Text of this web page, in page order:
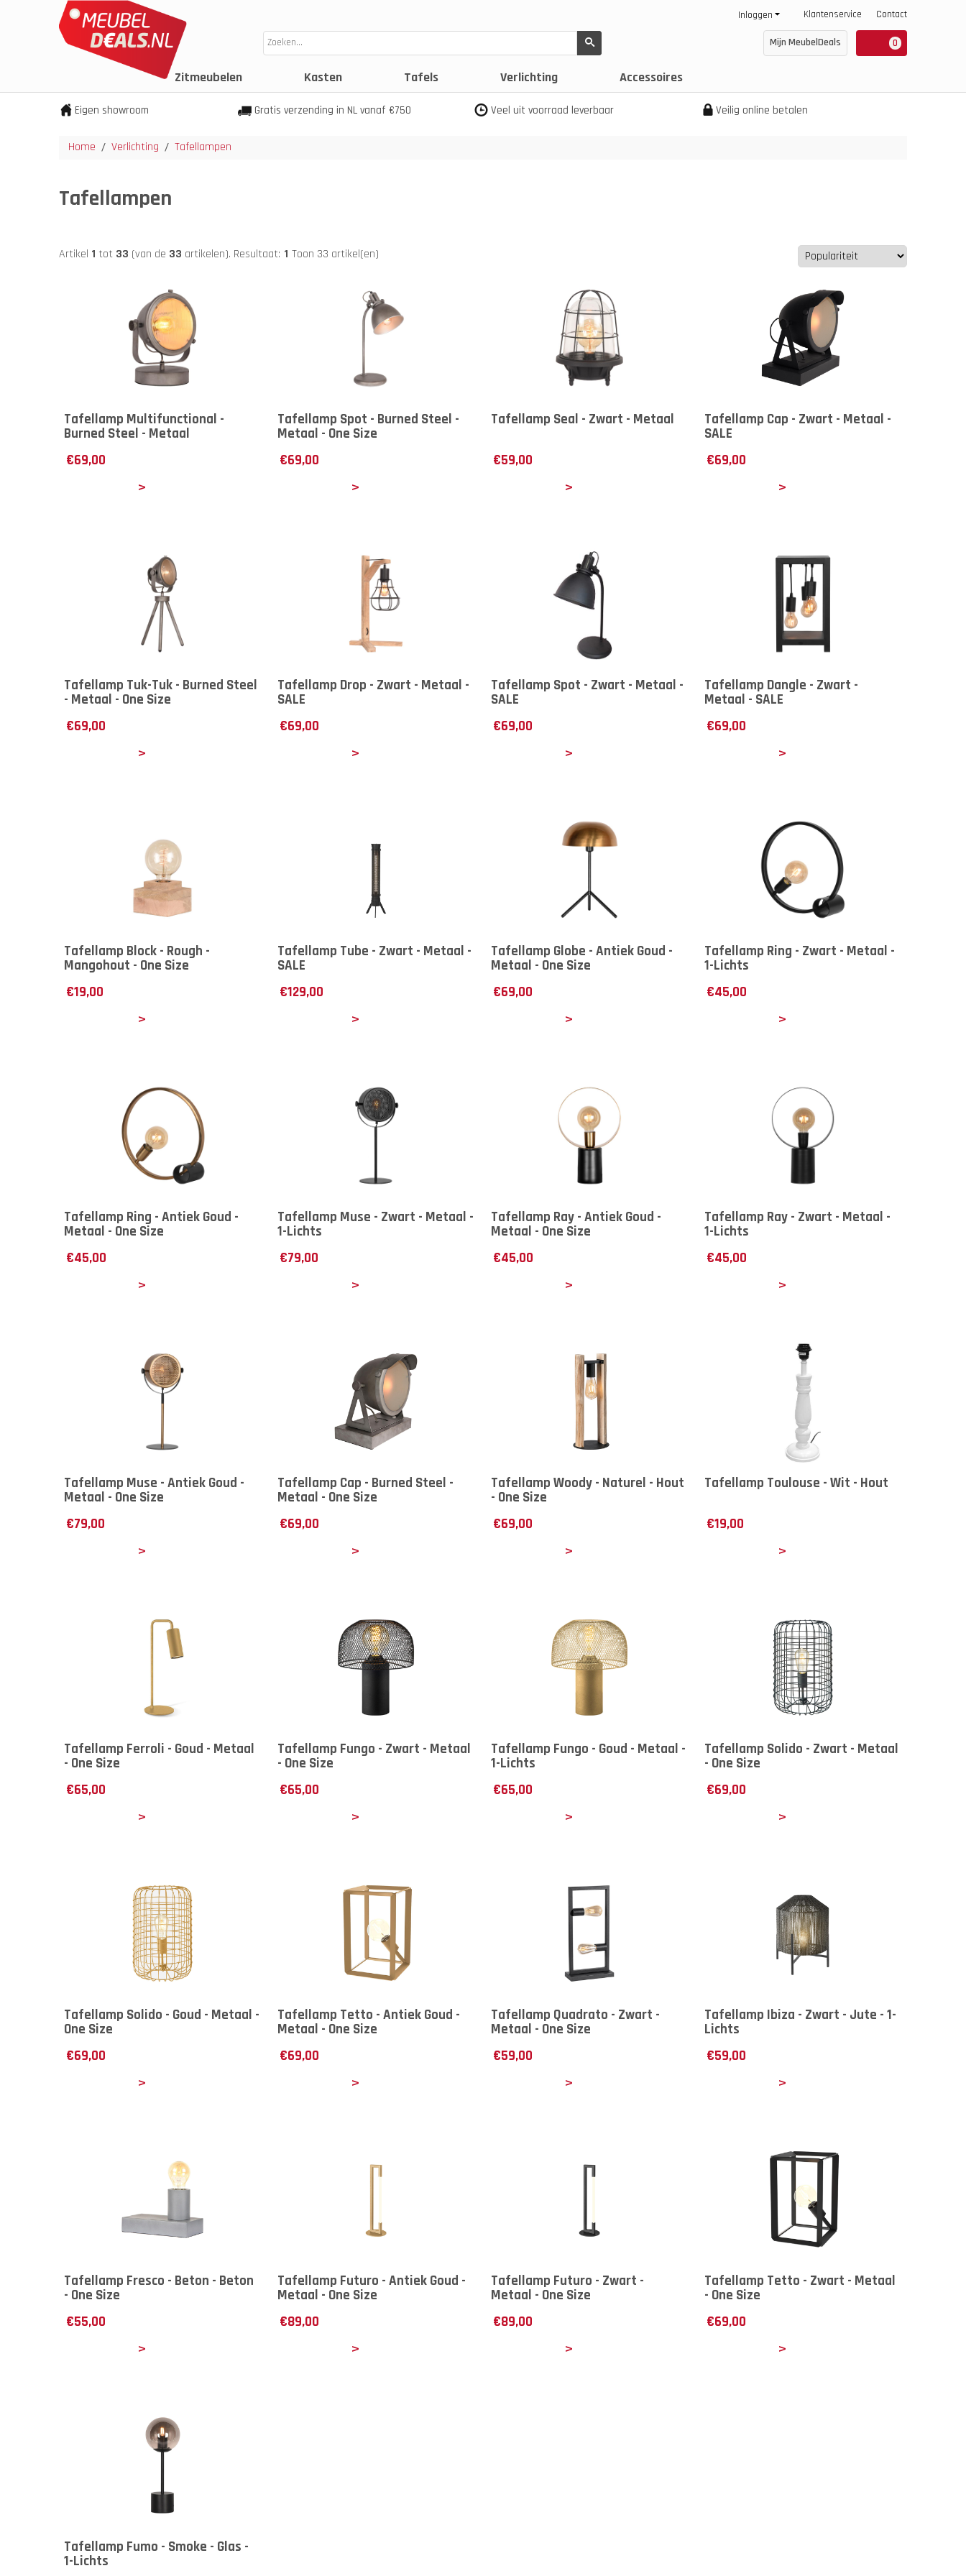
Klantenservice Contact
Inloggen
0
Mijn MeubelDeals
Zitmeubelen Kasten Tafels Verlichting Accessoires
Eigen showroom Gratis verzending in NL vanaf €750 Veel uit voorraad leverbaar Veilig online betalen
Home / Verlichting / Tafellampen
Tafellampen
Artikel 1 tot 33 (van de 33 artikelen). Resultaat: 1 Toon 33 artikel(en)
Tafellamp Multifunctional -
Burned Steel - Metaal
€69,00
Tafellamp Spot - Burned Steel -
Metaal - One Size
€69,00
Tafellamp Seal - Zwart - Metaal
€59,00
Tafellamp Cap - Zwart - Metaal -
SALE
€69,00
Tafellamp Tuk-Tuk - Burned Steel
- Metaal - One Size
€69,00
Tafellamp Drop - Zwart - Metaal -
SALE
€69,00
Tafellamp Spot - Zwart - Metaal -
SALE
€69,00
Tafellamp Dangle - Zwart -
Metaal - SALE
€69,00
Tafellamp Block - Rough -
Mangohout - One Size
€19,00
Tafellamp Tube - Zwart - Metaal -
SALE
€129,00
Tafellamp Globe - Antiek Goud -
Metaal - One Size
€69,00
Tafellamp Ring - Zwart - Metaal -
1-Lichts
€45,00
Tafellamp Ring - Antiek Goud -
Metaal - One Size
€45,00
Tafellamp Muse - Zwart - Metaal -
1-Lichts
€79,00
Tafellamp Ray - Antiek Goud -
Metaal - One Size
€45,00
Tafellamp Ray - Zwart - Metaal -
1-Lichts
€45,00
Tafellamp Muse - Antiek Goud -
Metaal - One Size
€79,00
Tafellamp Cap - Burned Steel -
Metaal - One Size
€69,00
Tafellamp Woody - Naturel - Hout
- One Size
€69,00
Tafellamp Toulouse - Wit - Hout
€19,00
Tafellamp Ferroli - Goud - Metaal
- One Size
€65,00
Tafellamp Fungo - Zwart - Metaal
- One Size
€65,00
Tafellamp Fungo - Goud - Metaal -
1-Lichts
€65,00
Tafellamp Solido - Zwart - Metaal
- One Size
€69,00
Tafellamp Solido - Goud - Metaal -
One Size
€69,00
Tafellamp Tetto - Antiek Goud -
Metaal - One Size
€69,00
Tafellamp Quadrato - Zwart -
Metaal - One Size
€59,00
Tafellamp Ibiza - Zwart - Jute - 1-
Lichts
€59,00
Tafellamp Fresco - Beton - Beton
- One Size
€55,00
Tafellamp Futuro - Antiek Goud -
Metaal - One Size
€89,00
Tafellamp Futuro - Zwart -
Metaal - One Size
€89,00
Tafellamp Tetto - Zwart - Metaal
- One Size
€69,00
Tafellamp Fumo - Smoke - Glas -
1-Lichts